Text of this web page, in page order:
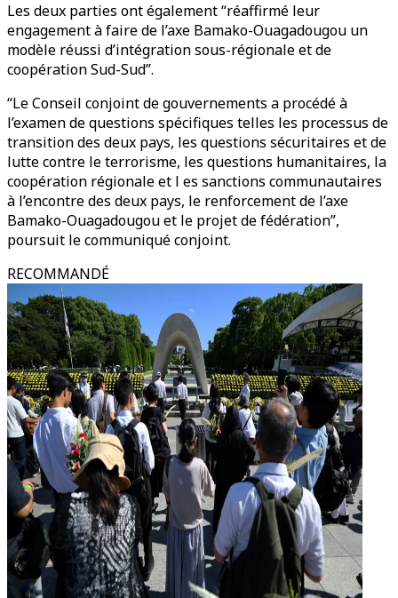
Les deux parties ont également “réaffirmé leur
engagement à faire de l’axe Bamako-Ouagadougou un
modèle réussi d’intégration sous-régionale et de
coopération Sud-Sud”.
“Le Conseil conjoint de gouvernements a procédé à
l’examen de questions spécifiques telles les processus de
transition des deux pays, les questions sécuritaires et de
lutte contre le terrorisme, les questions humanitaires, la
coopération régionale et l es sanctions communautaires
à l’encontre des deux pays, le renforcement de l’axe
Bamako-Ouagadougou et le projet de fédération”,
poursuit le communiqué conjoint.
RECOMMANDÉ